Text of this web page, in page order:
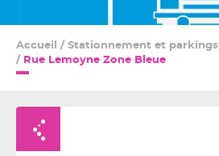
Accueil / Stationnement et parkings
/ Rue Lemoyne Zone Bleue